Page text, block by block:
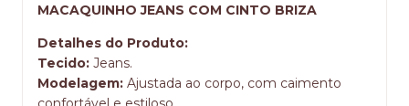
MACAQUINHO JEANS COM CINTO BRIZA
Detalhes do Produto:
Tecido: Jeans.
Modelagem: Ajustada ao corpo, com caimento